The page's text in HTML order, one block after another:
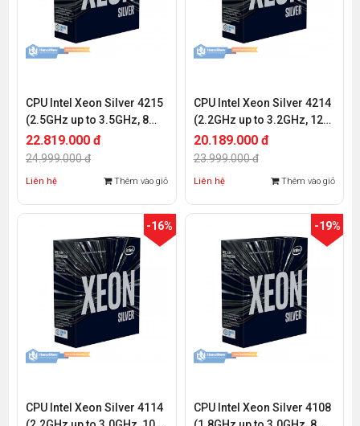
CPU Intel Xeon Silver 4215
(2.5GHz up to 3.5GHz, 8
Cores 16 Threads, 11MB
Cache, Socket Intel LGA
22.819.000 đ
24.999.000 đ
Liên hệ Thêm vào giỏ
CPU Intel Xeon Silver 4214
(2.2GHz up to 3.2GHz, 12
Cores 24 Threads, 16.5MB
Cache, Socket Intel LGA
20.189.000 đ
23.999.000 đ
Liên hệ Thêm vào giỏ
-16%
CPU Intel Xeon Silver 4114
-19%
CPU Intel Xeon Silver 4108